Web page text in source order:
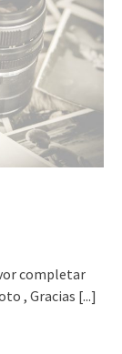
completar
, Gracias [...]